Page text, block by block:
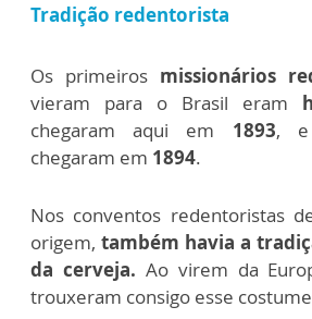
Tradição redentorista
Os primeiros missionários
vieram para o Brasil eram
chegaram aqui em 1893,
chegaram em 1894.
Nos conventos redentoristas
origem, também havia a
da cerveja. Ao virem da
trouxeram consigo esse